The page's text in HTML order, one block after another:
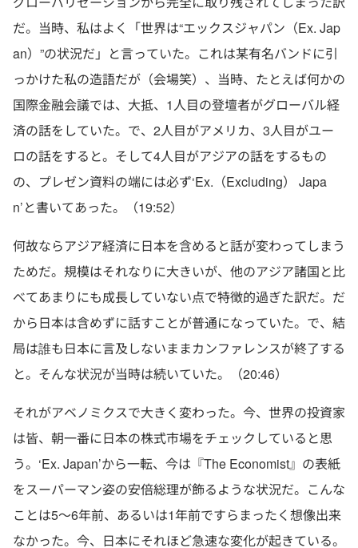
だ。当時、私はよく「世界は“エックスジャパン（Ex. Jap
an）”の状況だ」と言っていた。これは某有名バンドに引
っかけた私の造語だが（会場笑）、当時、たとえば何かの
国際金融会議では、大抵、1人目の登壇者がグローバル経
済の話をしていた。で、2人目がアメリカ、3人目がユー
ロの話をすると。そして4人目がアジアの話をするもの
の、プレゼン資料の端には必ず‘Ex.（Excluding） Japa
n’と書いてあった。（19:52）
何故ならアジア経済に日本を含めると話が変わってしまう
ためだ。規模はそれなりに大きいが、他のアジア諸国と比
べてあまりにも成長していない点で特徴的過ぎた訳だ。だ
から日本は含めずに話すことが普通になっていた。で、結
局は誰も日本に言及しないままカンファレンスが終了する
と。そんな状況が当時は続いていた。（20:46）
それがアベノミクスで大きく変わった。今、世界の投資家
は皆、朝一番に日本の株式市場をチェックしていると思
う。‘Ex. Japan’から一転、今は『The Economist』の表紙
をスーパーマン姿の安倍総理が飾るような状況だ。こんな
ことは5〜6年前、あるいは1年前ですらまったく想像出来
なかった。今、日本にそれほど急速な変化が起きている。